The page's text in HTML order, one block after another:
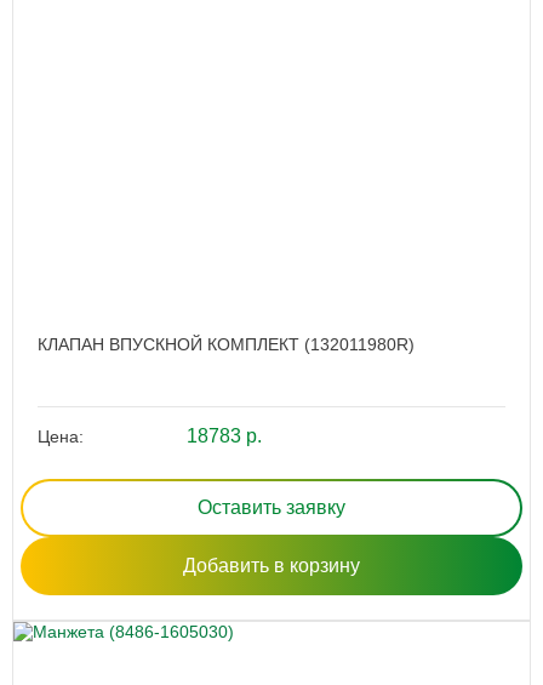
КЛАПАН ВПУСКНОЙ КОМПЛЕКТ (132011980R)
Цена: 18783 р.
Оставить заявку
Добавить в корзину